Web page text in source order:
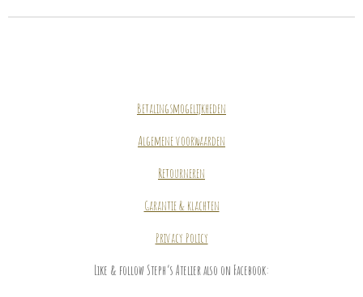
Betalingsmogelijkheden
Algemene voorwaarden
Retourneren
Garantie & klachten
Privacy Policy
Like & follow Steph’s Atelier also on Facebook: